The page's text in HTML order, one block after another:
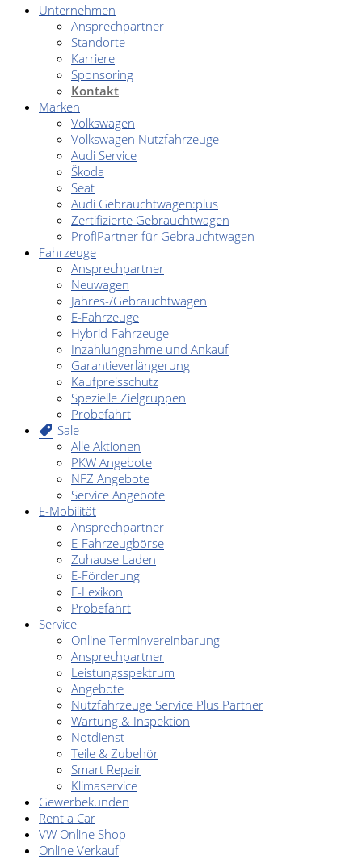
Unternehmen
Ansprechpartner
Standorte
Karriere
Sponsoring
Kontakt
Marken
Volkswagen
Volkswagen Nutzfahrzeuge
Audi Service
Škoda
Seat
Audi Gebrauchtwagen:plus
Zertifizierte Gebrauchtwagen
ProfiPartner für Gebrauchtwagen
Fahrzeuge
Ansprechpartner
Neuwagen
Jahres-/Gebrauchtwagen
E-Fahrzeuge
Hybrid-Fahrzeuge
Inzahlungnahme und Ankauf
Garantieverlängerung
Kaufpreisschutz
Spezielle Zielgruppen
Probefahrt
Sale
Alle Aktionen
PKW Angebote
NFZ Angebote
Service Angebote
E-Mobilität
Ansprechpartner
E-Fahrzeugbörse
Zuhause Laden
E-Förderung
E-Lexikon
Probefahrt
Service
Online Terminvereinbarung
Ansprechpartner
Leistungsspektrum
Angebote
Nutzfahrzeuge Service Plus Partner
Wartung & Inspektion
Notdienst
Teile & Zubehör
Smart Repair
Klimaservice
Gewerbekunden
Rent a Car
VW Online Shop
Online Verkauf